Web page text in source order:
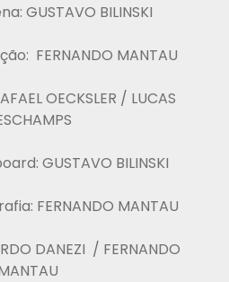
GUSTAVO BILINSKI
FERNANDO MANTAU
OECKSLER / LUCAS
GUSTAVO BILINSKI
FERNANDO MANTAU
DANEZI / FERNANDO